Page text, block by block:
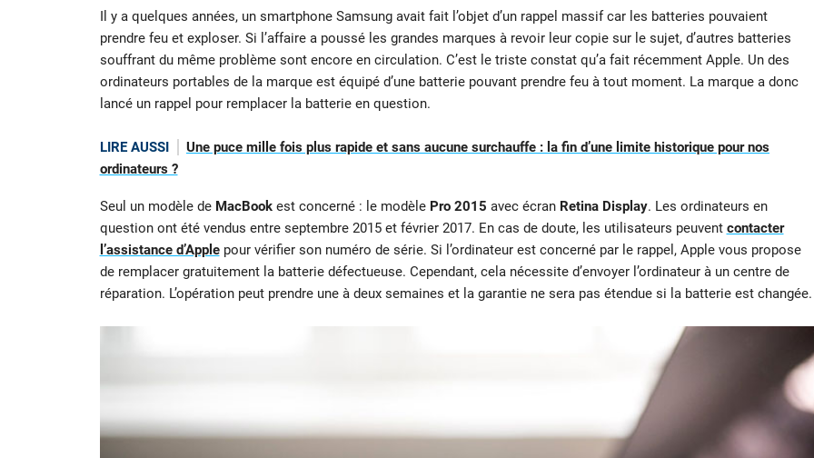
Il y a quelques années, un smartphone Samsung avait fait l’objet d’un rappel massif car les batteries pouvaient
prendre feu et exploser. Si l’affaire a poussé les grandes marques à revoir leur copie sur le sujet, d’autres batteries
souffrant du même problème sont encore en circulation. C’est le triste constat qu’a fait récemment Apple. Un des
ordinateurs portables de la marque est équipé d’une batterie pouvant prendre feu à tout moment. La marque a donc
lancé un rappel pour remplacer la batterie en question.
LIRE AUSSI
Une puce mille fois plus rapide et sans aucune surchauffe : la fin d’une limite historique pour nos
ordinateurs ?
Seul un modèle de MacBookest concerné : le modèlePro 2015 avec écran Retina Display. Les ordinateurs en
question ont été vendus entre septembre 2015 et février 2017. En cas de doute, les utilisateurs peuvent contacter
l’assistance d’Applepour vérifier son numéro de série. Si l’ordinateur est concerné par le rappel, Apple vous propose
de remplacer gratuitement la batterie défectueuse. Cependant, cela nécessite d’envoyer l’ordinateur à un centre de
réparation. L’opération peut prendre une à deux semaines et la garantie ne sera pas étendue si la batterie est changée.